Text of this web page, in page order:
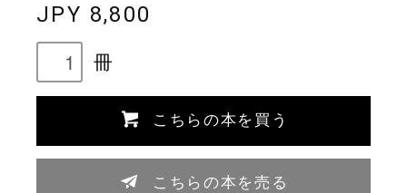
JPY 8,800
冊
こちらの本を買う
こちらの本を売る